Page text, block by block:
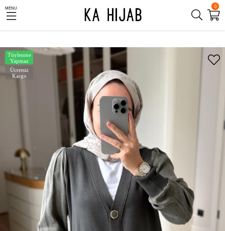
0
MENU
Ücretsiz
Kargo
Tüylenme
Yapmaz